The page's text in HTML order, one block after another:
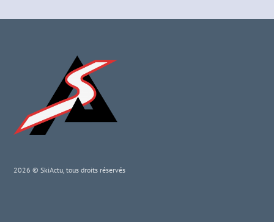
2026 © SkiActu, tous droits réservés